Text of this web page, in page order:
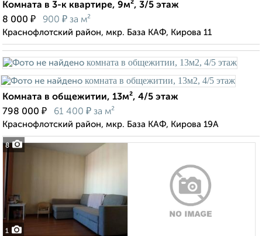
Комната в 3-к квартире, 9м², 3/5 этаж
8 000 ₽ 900 ₽ за м²
Краснофлотский район, мкр. База КАФ, Кирова 11
8
Комната в общежитии, 13м², 4/5 этаж
798 000 ₽ 61 400 ₽ за м²
Краснофлотский район, мкр. База КАФ, Кирова 19А
1